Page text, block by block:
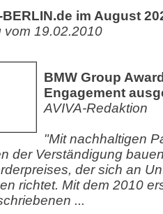
BERLIN.de im August
vom 19.02.2010
BMW Group
Engagement
AVIVA-Redaktion
"Mit nachhaltigen
der Verständigung
der sich an
richtet. Mit dem 2010
...